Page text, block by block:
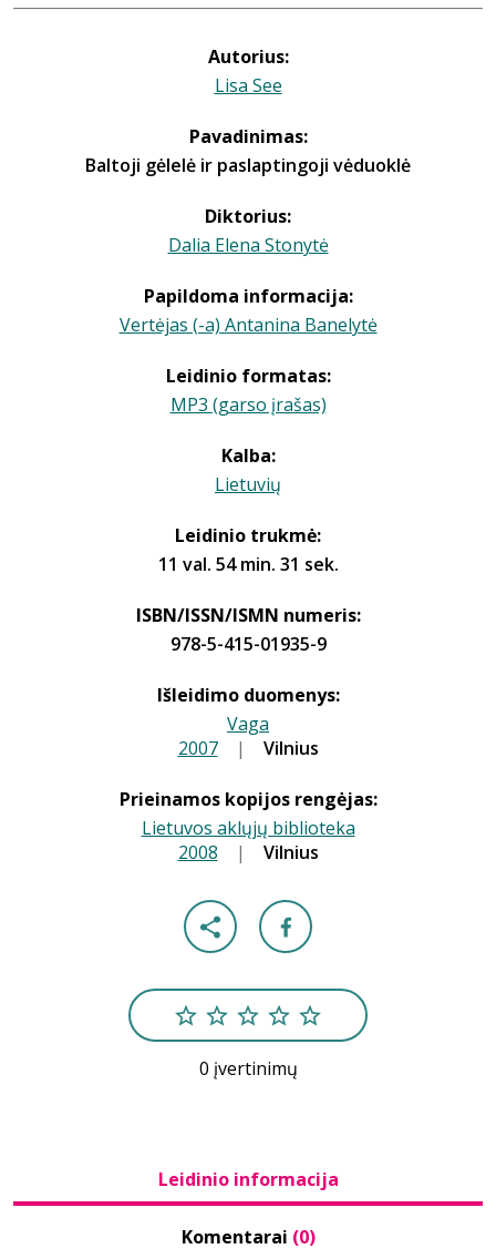
Autorius:
Lisa See
Pavadinimas:
Baltoji gėlelė ir paslaptingoji vėduoklė
Diktorius:
Dalia Elena Stonytė
Papildoma informacija:
Vertėjas (-a) Antanina Banelytė
Leidinio formatas:
MP3 (garso įrašas)
Kalba:
Lietuvių
Leidinio trukmė:
11 val. 54 min. 31 sek.
ISBN/ISSN/ISMN numeris:
978-5-415-01935-9
Išleidimo duomenys:
Vaga
2007 | Vilnius
Prieinamos kopijos rengėjas:
Lietuvos aklųjų biblioteka
2008 | Vilnius
0 įvertinimų
Leidinio informacija
Komentarai (0)